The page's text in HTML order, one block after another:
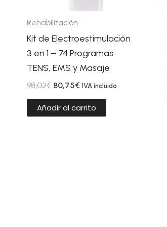
Rehabilitación
Kit de Electroestimulación
3 en 1 – 74 Programas
TENS, EMS y Masaje
98,02€ 80,75€ IVA incluido
Añadir al carrito